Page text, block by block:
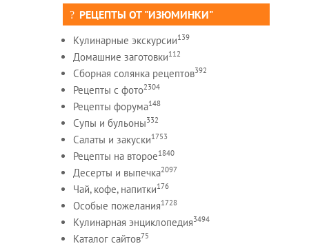
РЕЦЕПТЫ ОТ "ИЗЮМИНКИ"
Кулинарные экскурсии139
Домашние заготовки112
Сборная солянка рецептов392
Рецепты c фото2304
Рецепты форума148
Супы и бульоны332
Салаты и закуски1753
Рецепты на второе1840
Десерты и выпечка2097
Чай, кофе, напитки176
Особые пожелания1728
Кулинарная энциклопедия3494
Каталог сайтов75